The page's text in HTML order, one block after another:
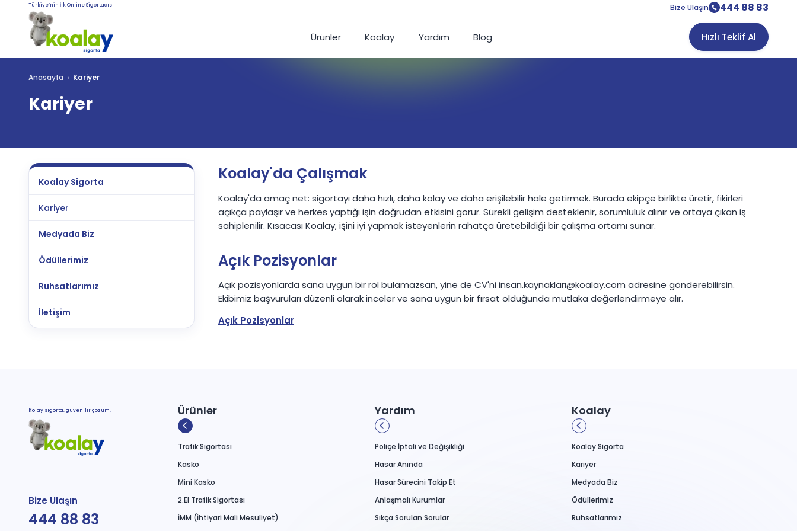
Bize Ulaşın 444 88 83
Türkiye’nin İlk Online Sigortacısı
Ürünler Koalay Yardım Blog Hızlı Teklif Al
Anasayfa Kariyer
Kariyer
Koalay Sigorta
Kariyer
Medyada Biz
Ödüllerimiz
Ruhsatlarımız
İletişim
Koalay'da Çalışmak
Koalay'da amaç net: sigortayı daha hızlı, daha kolay ve daha erişilebilir hale getirmek. Burada ekipçe birlikte üretir, fikirleri
açıkça paylaşır ve herkes yaptığı işin doğrudan etkisini görür. Sürekli gelişim desteklenir, sorumluluk alınır ve ortaya çıkan iş
sahiplenilir. Kısacası Koalay, işini iyi yapmak isteyenlerin rahatça üretebildiği bir çalışma ortamı sunar.
Açık Pozisyonlar
Açık pozisyonlarda sana uygun bir rol bulamazsan, yine de CV'ni insan.kaynakları@koalay.com adresine gönderebilirsin.
Ekibimiz başvuruları düzenli olarak inceler ve sana uygun bir fırsat olduğunda mutlaka değerlendirmeye alır.
Açık Pozisyonlar
Kolay sigorta, güvenilir çözüm.
Bize Ulaşın
444 88 83
Ürünler
Trafik Sigortası
Kasko
Mini Kasko
2.El Trafik Sigortası
İMM (İhtiyari Mali Mesuliyet)
Yardım
Poliçe İptali ve Değişikliği
Hasar Anında
Hasar Sürecini Takip Et
Anlaşmalı Kurumlar
Sıkça Sorulan Sorular
Koalay
Koalay Sigorta
Kariyer
Medyada Biz
Ödüllerimiz
Ruhsatlarımız